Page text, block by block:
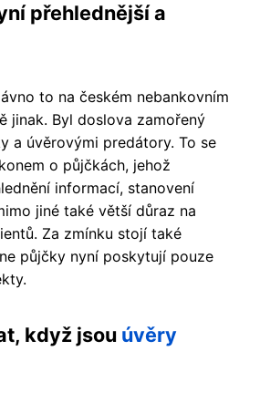
přehlednější a
to na českém nebankovním
jinak. Byl doslova zamořený
a úvěrovými predátory. To se
o půjčkách, jehož
informací, stanovení
jiné také větší důraz na
Za zmínku stojí také
půjčky nyní poskytují pouze
když jsou úvěry